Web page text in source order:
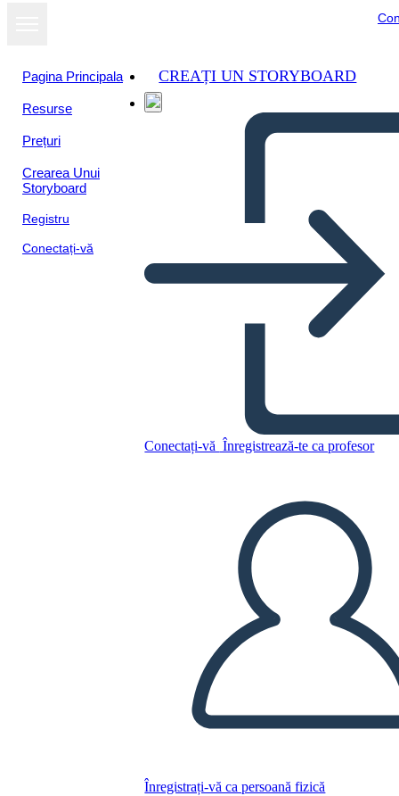
Pagina Principala
Resurse
Prețuri
Crearea Unui
Storyboard
Registru
Conectați-vă
CREAȚI UN STORYBOARD
Conectați-vă Înregistrează-te ca profesor
Înregistrați-vă ca persoană fizică
en la arena y en el agua
CREAȚI UN STORYBOARD
REDAȚI PREZENTAREA DE DIAPOZITIVE
CITESTE-MI
Vizualizați ca
prezentare de